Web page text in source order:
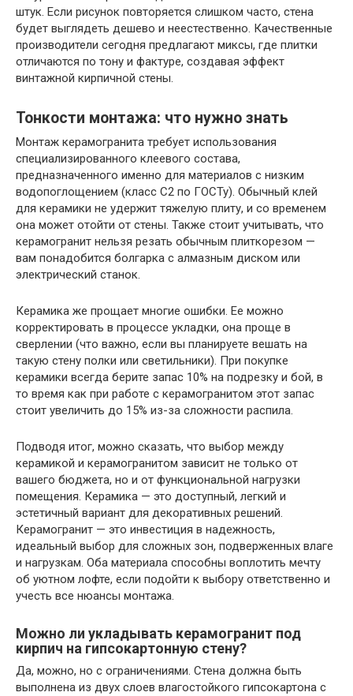
штук. Если рисунок повторяется слишком часто, стена
будет выглядеть дешево и неестественно. Качественные
производители сегодня предлагают миксы, где плитки
отличаются по тону и фактуре, создавая эффект
винтажной кирпичной стены.
Тонкости монтажа: что нужно знать
Монтаж керамогранита требует использования
специализированного клеевого состава,
предназначенного именно для материалов с низким
водопоглощением (класс C2 по ГОСТу). Обычный клей
для керамики не удержит тяжелую плиту, и со временем
она может отойти от стены. Также стоит учитывать, что
керамогранит нельзя резать обычным плиткорезом —
вам понадобится болгарка с алмазным диском или
электрический станок.
Керамика же прощает многие ошибки. Ее можно
корректировать в процессе укладки, она проще в
сверлении (что важно, если вы планируете вешать на
такую стену полки или светильники). При покупке
керамики всегда берите запас 10% на подрезку и бой, в
то время как при работе с керамогранитом этот запас
стоит увеличить до 15% из-за сложности распила.
Подводя итог, можно сказать, что выбор между
керамикой и керамогранитом зависит не только от
вашего бюджета, но и от функциональной нагрузки
помещения. Керамика — это доступный, легкий и
эстетичный вариант для декоративных решений.
Керамогранит — это инвестиция в надежность,
идеальный выбор для сложных зон, подверженных влаге
и нагрузкам. Оба материала способны воплотить мечту
об уютном лофте, если подойти к выбору ответственно и
учесть все нюансы монтажа.
Можно ли укладывать керамогранит под
кирпич на гипсокартонную стену?
Да, можно, но с ограничениями. Стена должна быть
выполнена из двух слоев влагостойкого гипсокартона с